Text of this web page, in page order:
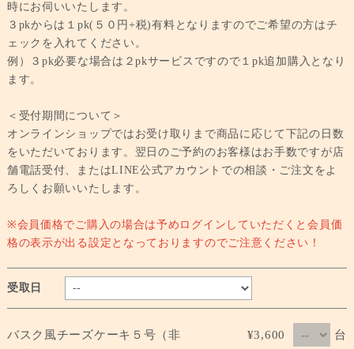
時にお伺いいたします。
３pkからは１pk(５０円+税)有料となりますのでご希望の方はチ
ェックを入れてください。
例）３pk必要な場合は２pkサービスですので１pk追加購入となり
ます。
＜受付期間について＞
オンラインショップではお受け取りまで商品に応じて下記の日数
をいただいております。翌日のご予約のお客様はお手数ですが店
舗電話受付、またはLINE公式アカウントでの相談・ご注文をよ
ろしくお願いいたします。
※会員価格でご購入の場合は予めログインしていただくと会員価
格の表示が出る設定となっておりますのでご注意ください！
受取日
バスク風チーズケーキ５号（非
¥3,600 台